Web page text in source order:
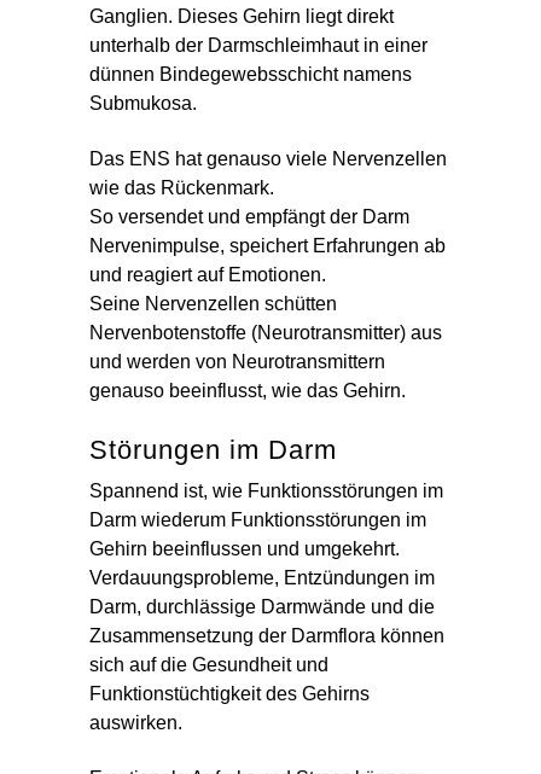
Ganglien. Dieses Gehirn liegt direkt
unterhalb der Darmschleimhaut in einer
dünnen Bindegewebsschicht namens
Submukosa.
Das ENS hat genauso viele Nervenzellen
wie das Rückenmark.
So versendet und empfängt der Darm
Nervenimpulse, speichert Erfahrungen ab
und reagiert auf Emotionen.
Seine Nervenzellen schütten
Nervenbotenstoffe (Neurotransmitter) aus
und werden von Neurotransmittern
genauso beeinflusst, wie das Gehirn.
Störungen im Darm
Spannend ist, wie Funktionsstörungen im
Darm wiederum Funktionsstörungen im
Gehirn beeinflussen und umgekehrt.
Verdauungsprobleme, Entzündungen im
Darm, durchlässige Darmwände und die
Zusammensetzung der Darmflora können
sich auf die Gesundheit und
Funktionstüchtigkeit des Gehirns
auswirken.